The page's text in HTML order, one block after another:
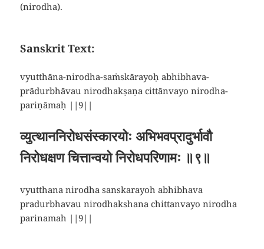
(nirodha).
Sanskrit Text:
vyutthāna-nirodha-saṁskārayoḥ abhibhava-
prādurbhāvau nirodhakṣaṇa cittānvayo nirodha-
pariṇāmaḥ ||9||
व्युत्थाननिरोधसंस्कारयोः अभिभवप्रादुर्भावौ
निरोधक्षण चित्तान्वयो निरोधपरिणामः ॥९॥
vyutthana nirodha sanskarayoh abhibhava
pradurbhavau nirodhakshana chittanvayo nirodha
parinamah ||9||